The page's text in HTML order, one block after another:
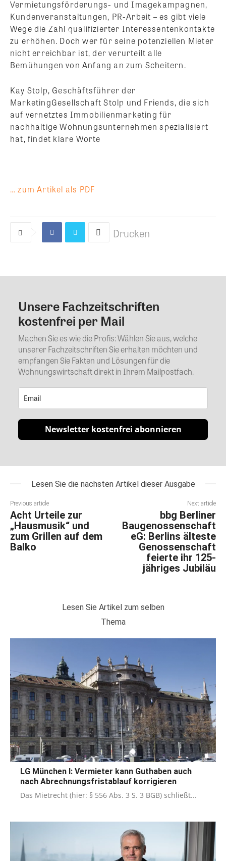
Vermietungsförderungs- und Imagekampagnen,
Kundenveranstaltungen, PR-Arbeit – es gibt viele
Wege die Zahl qualifizierter Interessentenkontakte
zu erhöhen. Doch wer für seine potenziellen Mieter
nicht erreichbar ist, der verurteilt alle
Bemühungen von Anfang an zum Scheitern.
Kay Stolp, Geschäftsführer der
MarketingGesellschaft Stolp und Friends, die sich
auf vernetztes Immobilienmarketing für
nachhaltige Wohnungsunternehmen spezialisiert
hat, findet klare Worte
… zum Artikel als PDF
Drucken
Kommentar
Unsere Fachzeitschriften
kostenfrei per Mail
Machen Sie es wie die Profis: Wählen Sie aus, welche
unserer Fachzeitschriften Sie erhalten möchten und
empfangen Sie Fakten und Lösungen für die
Wohnungswirtschaft direkt in Ihrem Mailpostfach.
Newsletter kostenfrei abonnieren
Lesen Sie die nächsten Artikel dieser Ausgabe
Previous article
Acht Urteile zur
„Hausmusik“ und
zum Grillen auf dem
Balko
Next article
bbg Berliner
Baugenossenschaft
eG: Berlins älteste
Genossenschaft
feierte ihr 125-
jähriges Jubiläu
Lesen Sie Artikel zum selben
Thema
LG München I: Vermieter kann Guthaben auch
nach Abrechnungsfristablauf korrigieren
Das Mietrecht (hier: § 556 Abs. 3 S. 3 BGB) schließt...